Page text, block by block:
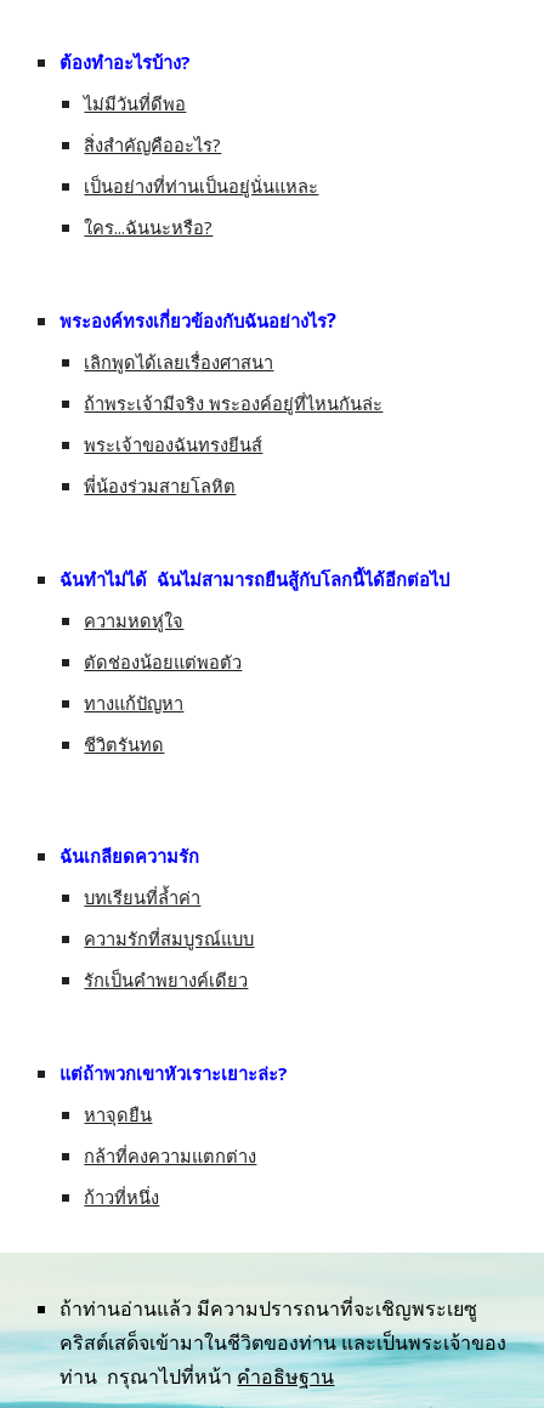
ต้องทำอะไรบ้าง?
ไม่มีวันที่ดีพอ
สิ่งสำคัญคืออะไร?
เป็นอย่างที่ท่านเป็นอยู่นั่นแหละ
ใคร...ฉันนะหรือ?
พระองค์ทรงเกี่ยวข้องกับฉันอย่างไร?
เลิกพูดได้เลยเรื่องศาสนา
ถ้าพระเจ้ามีจริง พระองค์อยู่ที่ไหนกันล่ะ
พระเจ้าของฉันทรงยีนส์
พี่น้องร่วมสายโลหิต
ฉันทำไม่ได้  ฉันไม่สามารถยืนสู้กับโลกนี้ได้อีกต่อไป
ความหดหู่ใจ
ตัดช่องน้อยแต่พอตัว
ทางแก้ปัญหา
ชีวิตรันทด
ฉันเกลียดความรัก
บทเรียนที่ล้ำค่า
ความรักที่สมบูรณ์แบบ
รักเป็นคำพยางค์เดียว
แต่ถ้าพวกเขาหัวเราะเยาะล่ะ?
หาจุดยืน
กล้าที่คงความแตกต่าง
ก้าวที่หนึ่ง
ถ้าท่านอ่านแล้ว มีความปรารถนาที่จะเชิญพระเยซู
คริสต์เสด็จเข้ามาในชีวิตของท่าน และเป็นพระเจ้าของ
ท่าน  กรุณาไปที่หน้า คำอธิษฐาน